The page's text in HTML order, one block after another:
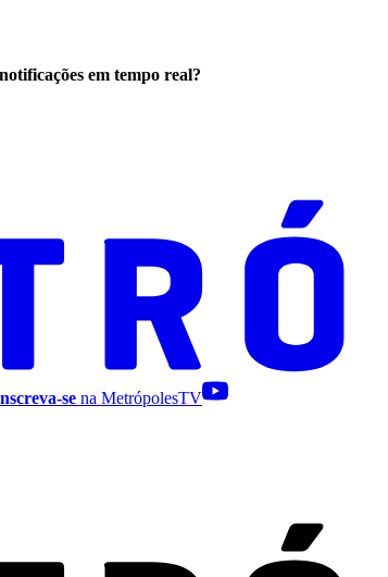
notificações em tempo real?
se na MetrópolesTV